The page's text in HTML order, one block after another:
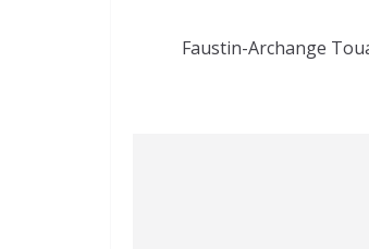
Faustin-Archange